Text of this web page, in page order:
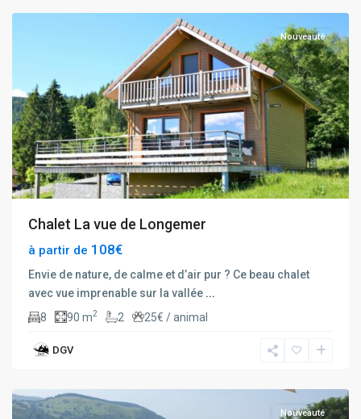
Nouveauté
Chalet La vue de Longemer
à partir de 108€
Envie de nature, de calme et d’air pur ? Ce beau chalet
avec vue imprenable sur la vallée ...
8
90 m2 2 25€ / animal
DGV
La
Nouveauté